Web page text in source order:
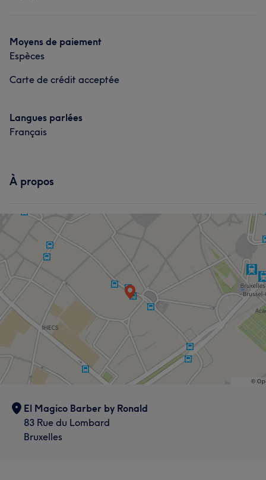
Moyens de paiement
Espèces
Carte de crédit acceptée
Langues parlées
Français
À propos
El Magico Barber by Ronald
83 Rue du Lombard
Bruxelles